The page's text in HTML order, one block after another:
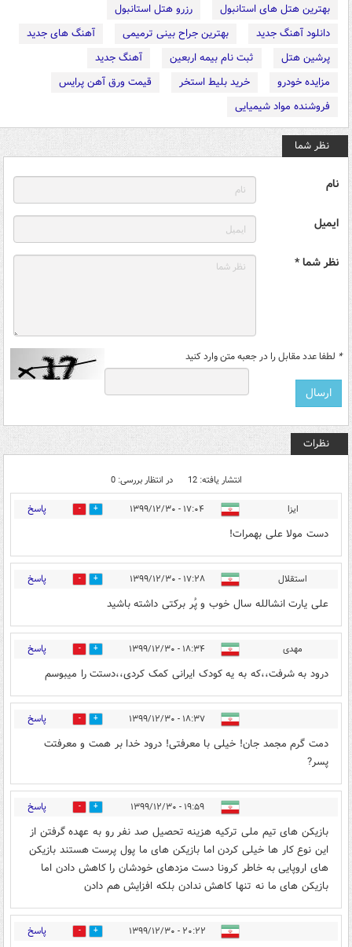
بهترین هتل های استانبول
رزرو هتل استانبول
دانلود آهنگ جدید
بهترین جراح بینی ترمیمی
آهنگ های جدید
پرشین هتل
ثبت نام بیمه اربعین
آهنگ جدید
مزایده خودرو
خرید بلیط استخر
قیمت ورق آهن پرایس
فروشنده مواد شیمیایی
نظر شما
نام
ایمیل
نظر شما *
* لطفا عدد مقابل را در جعبه متن وارد کنید
نظرات
انتشار یافته: 12 در انتظار بررسی: 0
ایزا ۱۷:۰۴ - ۱۳۹۹/۱۲/۳۰ 14 پاسخ
دست مولا علی بهمرات!
استقلال ۱۷:۲۸ - ۱۳۹۹/۱۲/۳۰ 11 پاسخ
علی یارت انشالله سال خوب و پُر برکتی داشته باشید
مهدی ۱۸:۳۴ - ۱۳۹۹/۱۲/۳۰ 10 پاسخ
درود به شرفت،،که به یه کودک ایرانی کمک کردی،،دستت را میبوسم
۱۸:۳۷ - ۱۳۹۹/۱۲/۳۰ 8 پاسخ
دمت گرم مجمد جان! خیلی با معرفتی! درود خدا بر همت و معرفتت
پسر?
۱۹:۵۹ - ۱۳۹۹/۱۲/۳۰ 2 پاسخ
بازیکن های تیم ملی ترکیه هزینه تحصیل صد نفر رو به عهده گرفتن از
این نوع کار ها خیلی کردن اما بازیکن های ما پول پرست هستند بازیکن
های اروپایی به خاطر کرونا دست مزدهای خودشان را کاهش دادن اما
بازیکن های ما نه تنها کاهش ندادن بلکه افزایش هم دادن
۲۰:۲۲ - ۱۳۹۹/۱۲/۳۰ 3 پاسخ